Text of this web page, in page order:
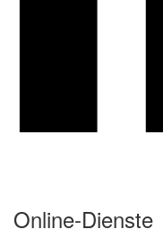
Online-Dienste